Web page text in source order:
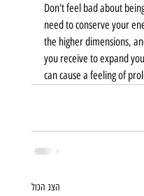
Don't feel bad about
need to conserve your
the higher dimensions,
you receive to expand
can cause a feeling of
הצג הכול